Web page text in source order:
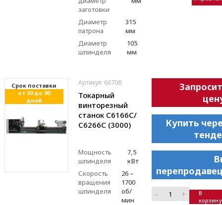
заготовки
Диаметр
патрона
315
мм
Диаметр
шпинделя
105
мм
Cрок поставки
от 30 до 90
дней
Артикул: 66708
Токарный
винторезный
станок С6166C/
С6266C (3000)
Мощность
шпинделя
7,5
кВт
Скорость
вращения
шпинделя
26 –
1700
об/
мин
Купить
– +
В
корзину